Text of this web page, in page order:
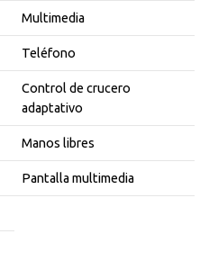
Multimedia
Teléfono
Control de crucero
adaptativo
Manos libres
Pantalla multimedia